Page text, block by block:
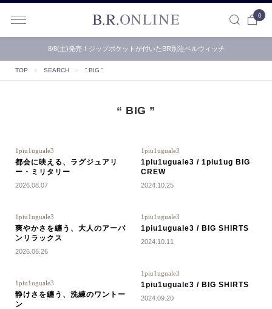
0
8/8(土)発売！ジップポケットが付いたBR別注ベルウィッチ
TOP ＞ SEARCH ＞ “ BIG ”
“ BIG ”
1piu1uguale3
都会に映える、ラグジュアリ
ー・ミリタリー
2026.08.07
1piu1uguale3
爽やかさを纏う、大人のアーバ
ンリラックス
2026.06.26
1piu1uguale3
静けさを纏う、洗練のワントー
ン
1piu1uguale3
1piu1uguale3 / 1piu1ug BIG
CREW
2024.10.25
1piu1uguale3
1piu1uguale3 / BIG SHIRTS
2024.10.11
1piu1uguale3
1piu1uguale3 / BIG SHIRTS
2024.09.20